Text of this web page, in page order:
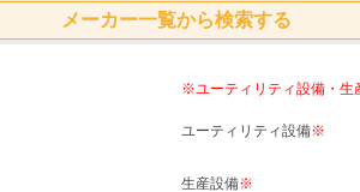
メーカー一覧から検索する
※ユーティリティ設備・生
ユーティリティ設備※
生産設備※